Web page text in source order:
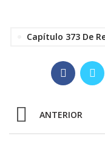
Capítulo 373 De
ANTERIOR